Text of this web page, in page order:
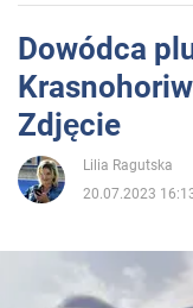
Sport
Rozrywka
Życie
Polityka
Dowódca
Zdjęcie
Lilia Ragutska
20.07.2023